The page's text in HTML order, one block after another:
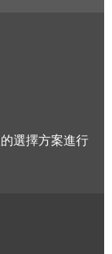
選擇方案進行